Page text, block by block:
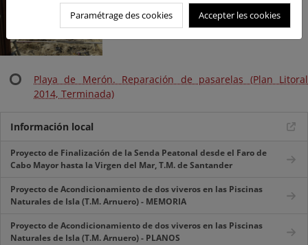
Playa de Merón. Reparación de pasarelas (Plan Litoral
2014, Terminada)
Información local
Proyecto de Finalización de la Senda Peatonal desde el Faro de
Cabo Mayor hasta la Virgen del Mar, T.M. de Santander
Proyecto de Acondicionamiento de dos viveros en las Piscinas
Naturales de Isla (T.M. Arnuero) - MEMORIA
Proyecto de Acondicionamiento de dos viveros en las Piscinas
Naturales de Isla (T.M. Arnuero) - PLANOS
Paramétrage des cookies Accepter les cookies